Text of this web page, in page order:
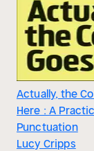
Actually, the
Here : A
Punctuation
Lucy Cripps